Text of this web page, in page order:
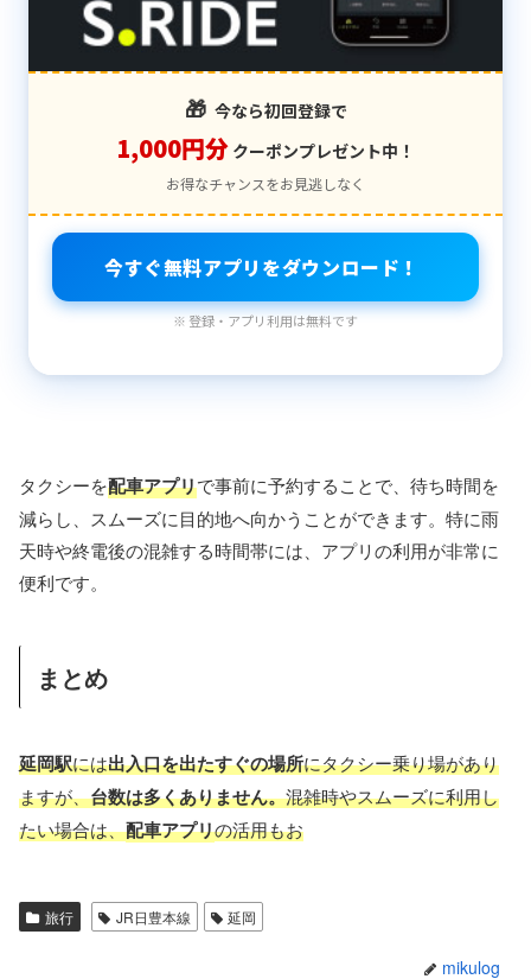
🎁 今なら初回登録で
1,000円分 クーポンプレゼント中！
お得なチャンスをお見逃しなく
今すぐ無料アプリをダウンロード！
※ 登録・アプリ利用は無料です
タクシーを配車アプリで事前に予約することで、待ち時間を
減らし、スムーズに目的地へ向かうことができます。特に雨
天時や終電後の混雑する時間帯には、アプリの利用が非常に
便利です。
まとめ
延岡駅には出入口を出たすぐの場所にタクシー乗り場があり
ますが、台数は多くありません。混雑時やスムーズに利用し
たい場合は、配車アプリの活用もお
旅行 JR日豊本線 延岡
mikulog